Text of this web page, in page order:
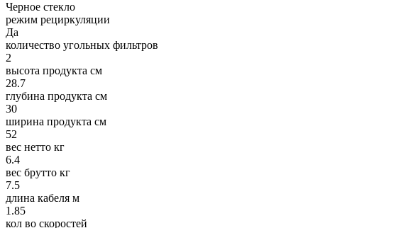
Черное стекло
режим рециркуляции
Да
количество угольных фильтров
2
высота продукта см
28.7
глубина продукта см
30
ширина продукта см
52
вес нетто кг
6.4
вес брутто кг
7.5
длина кабеля м
1.85
кол во скоростей